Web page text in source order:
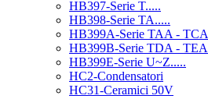
HB397-Serie T.....
HB398-Serie TA.....
HB399A-Serie TAA - TCA
HB399B-Serie TDA - TEA
HB399E-Serie U~Z.....
HC2-Condensatori
HC31-Ceramici 50V